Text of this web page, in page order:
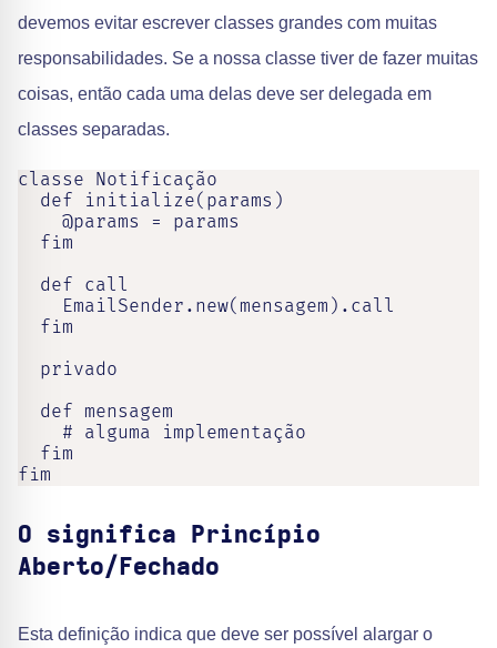
devemos evitar escrever classes grandes com muitas
responsabilidades. Se a nossa classe tiver de fazer muitas
coisas, então cada uma delas deve ser delegada em
classes separadas.
classe Notificação
  def initialize(params)
    @params = params
  fim
  def call
    EmailSender.new(mensagem).call
  fim
  privado
  def mensagem
    # alguma implementação
  fim
fim
O significa Princípio
Aberto/Fechado
Esta definição indica que deve ser possível alargar o